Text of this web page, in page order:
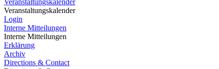
Veranstaltungskalender
Veranstaltungskalender
Login
Interne Mitteilungen
Interne Mitteilungen
Erklärung
Archiv
Directions & Contact